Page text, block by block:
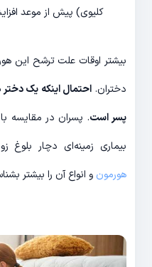
کلیوی) پیش از موعد
بیشتر اوقات علت ترشح این
دختران. احتمال اینکه یک
پسر است. پسران در مقایسه
بیماری زمینه‌ای دچار بلوغ
هورمون و انواع آن را بیشتر